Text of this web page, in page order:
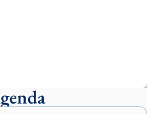
juliol la missa de Les